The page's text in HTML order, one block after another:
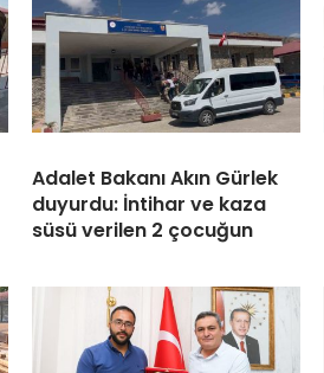
Adalet Bakanı Akın Gürlek
duyurdu: İntihar ve kaza
süsü verilen 2 çocuğun